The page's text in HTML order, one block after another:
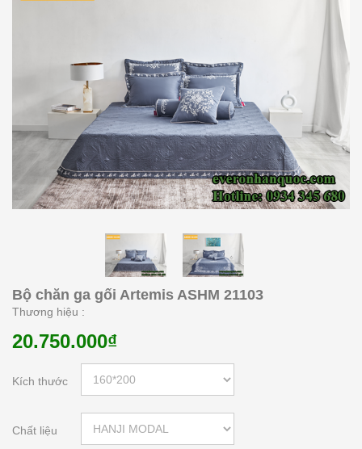
Bộ chăn ga gối Artemis ASHM 21103
Thương hiệu :
20.750.000₫
Kích thước
Chất liệu